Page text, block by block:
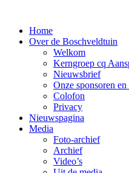
Home
Over de Boschveldtuin
Welkom
Kerngroep cq
Nieuwsbrief
Onze sponsoren
Colofon
Privacy
Nieuwspagina
Media
Foto-archief
Archief
Video’s